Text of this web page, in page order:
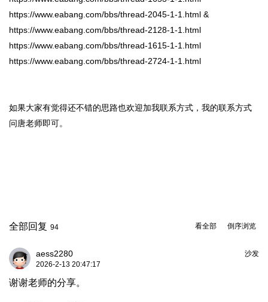
https://www.eabang.com/bbs/thread-2045-1-1.html &
https://www.eabang.com/bbs/thread-2128-1-1.html
https://www.eabang.com/bbs/thread-1615-1-1.html
https://www.eabang.com/bbs/thread-2724-1-1.html
如果大家有觉得还不错的思路也欢迎加我联系方式，我的联系方式
问唐老师即可。
倒序浏览
看全部
全部回复 94
沙发
aess2280
2026-2-13 20:47:17
谢谢老师的分享。